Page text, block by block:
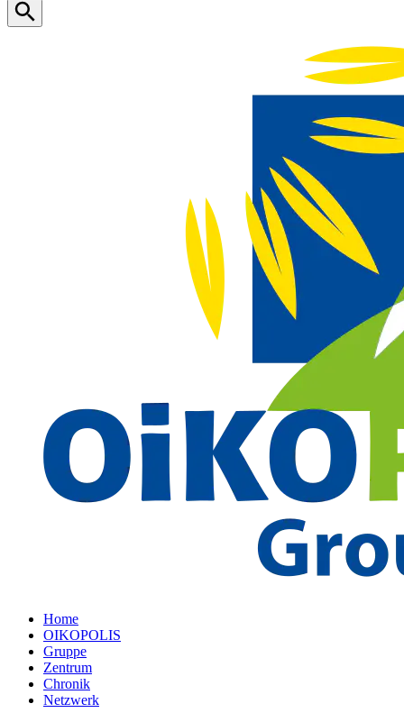
Home
OIKOPOLIS
Gruppe
Zentrum
Chronik
Netzwerk